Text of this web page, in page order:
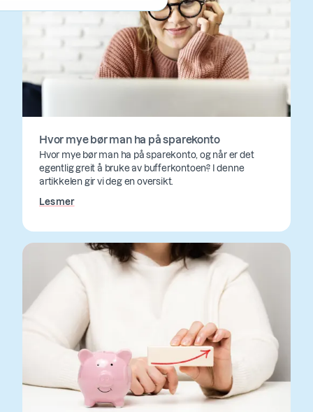
Hvor mye bør man ha på sparekonto
Hvor mye bør man ha på sparekonto, og når er det
egentlig greit å bruke av bufferkontoen? I denne
artikkelen gir vi deg en oversikt.
Les mer